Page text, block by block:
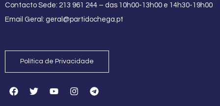
Contacto Sede: 213 961 244 – das 10h00-13h00 e 14h30-19h00
Email Geral: geral@partidochega.pt
Política de Privacidade